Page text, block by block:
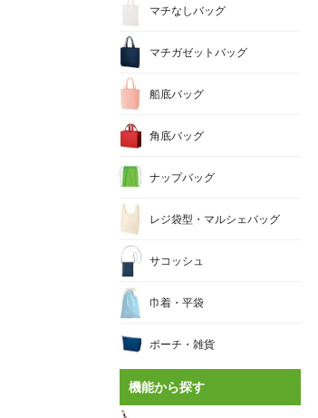
マチなしバッグ
マチガゼットバッグ
船底バッグ
角底バッグ
ナップバッグ
レジ袋型・マルシェバッグ
サコッシュ
巾着・平袋
ポーチ・雑貨
機能から探す